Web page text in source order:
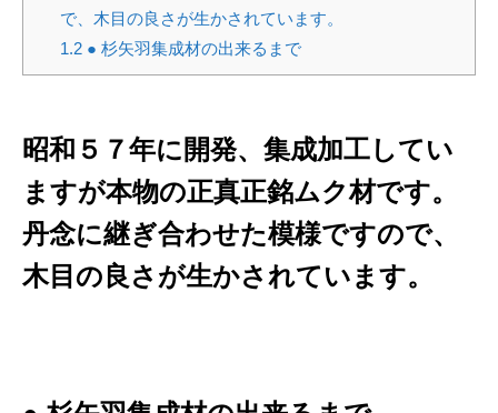
で、木目の良さが生かされています。
1.2● 杉矢羽集成材の出来るまで
昭和５７年に開発、集成加工してい
ますが本物の正真正銘ムク材です。
丹念に継ぎ合わせた模様ですので、
木目の良さが生かされています。